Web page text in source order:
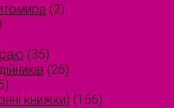
(2)
(35)
(26)
книжки) (156)